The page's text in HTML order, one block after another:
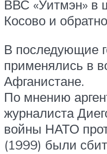
ВВС «Уитмэн» в
Косово и
В последующие
применялись в
Афганистане.
По мнению
журналиста
войны НАТО
(1999) были